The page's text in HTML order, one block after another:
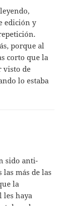
edición y
porque al
corto que la
visto de
lo estaba
sido anti-
más de las
la
les haya